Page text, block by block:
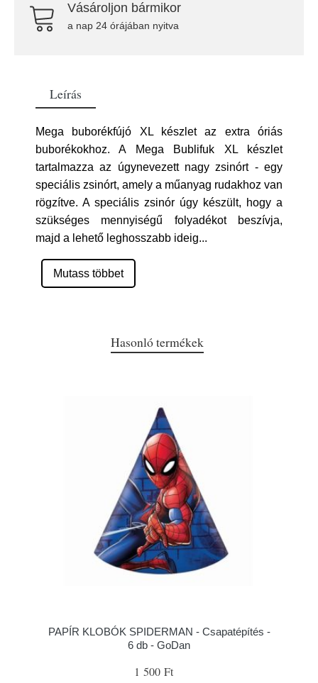
Vásároljon bármikor
a nap 24 órájában nyitva
Leírás
Mega buborékfújó XL készlet az extra óriás
buborékokhoz. A Mega Bublifuk XL készlet
tartalmazza az úgynevezett nagy zsinórt - egy
speciális zsinórt, amely a műanyag rudakhoz van
rögzítve. A speciális zsinór úgy készült, hogy a
szükséges mennyiségű folyadékot beszívja,
majd a lehető leghosszabb ideig...
Mutass többet
Hasonló termékek
PAPÍR KLOBÓK SPIDERMAN - Csapatépítés -
6 db - GoDan
1 500 Ft